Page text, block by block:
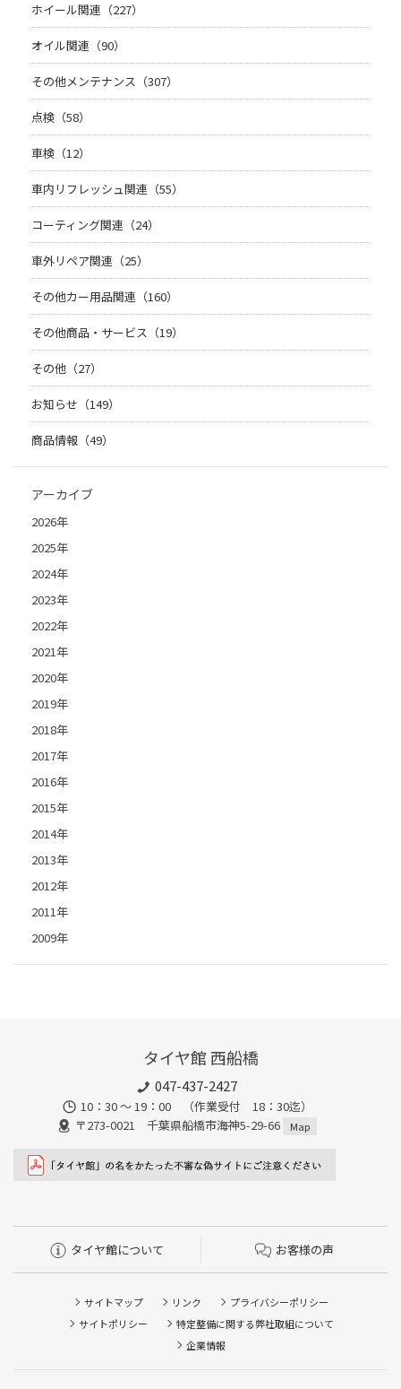
ホイール関連（227）
オイル関連（90）
その他メンテナンス（307）
点検（58）
車検（12）
車内リフレッシュ関連（55）
コーティング関連（24）
車外リペア関連（25）
その他カー用品関連（160）
その他商品・サービス（19）
その他（27）
お知らせ（149）
商品情報（49）
アーカイブ
2026年
2025年
2024年
2023年
2022年
2021年
2020年
2019年
2018年
2017年
2016年
2015年
2014年
2013年
2012年
2011年
2009年
タイヤ館 西船橋
047-437-2427
10：30 ～ 19：00 （作業受付 18：30迄）
〒273-0021 千葉県船橋市海神5-29-66
Map
タイヤ館について お客様の声
サイトマップ リンク
プライバシーポリシー
サイトポリシー
特定整備に関する弊社取組について
企業情報